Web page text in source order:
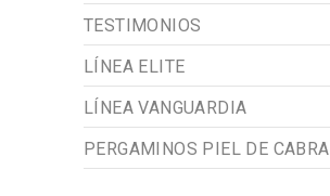
TESTIMONIOS
LÍNEA ELITE
LÍNEA VANGUARDIA
PERGAMINOS PIEL DE CABRA